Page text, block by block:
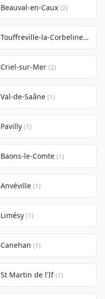
Beauval-en-Caux (2)
Touffreville-la-Corbeline
(2)
Criel-sur-Mer (2)
Val-de-Saâne (1)
Pavilly (1)
Baons-le-Comte (1)
Anvéville (1)
Limésy (1)
Canehan (1)
St Martin de l'If (1)